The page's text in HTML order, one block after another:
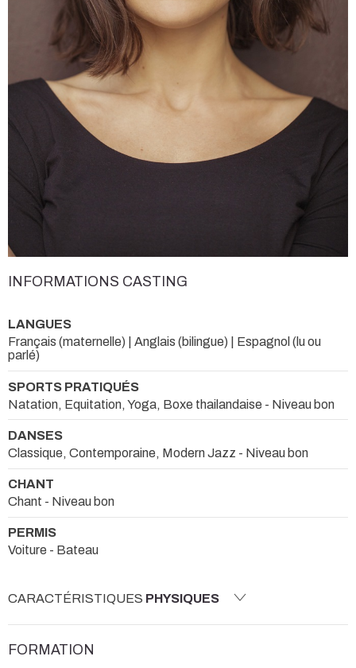
INFORMATIONS CASTING
LANGUES
Français (maternelle) | Anglais (bilingue) | Espagnol (lu ou
parlé)
SPORTS PRATIQUÉS
Natation, Equitation, Yoga, Boxe thailandaise - Niveau bon
DANSES
Classique, Contemporaine, Modern Jazz - Niveau bon
CHANT
Chant - Niveau bon
PERMIS
Voiture - Bateau
CARACTÉRISTIQUES PHYSIQUES
FORMATION